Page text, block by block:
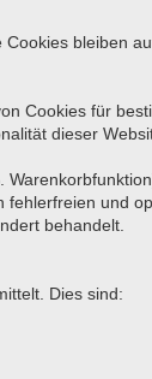
bleiben
Cookies für
dieser
und
behandelt.
Dies sind: